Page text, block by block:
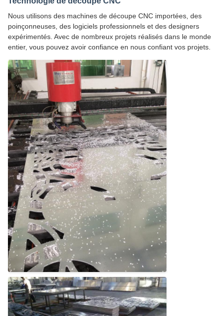
Nous utilisons des machines de découpe CNC importées, des
poinçonneuses, des logiciels professionnels et des designers
expérimentés. Avec de nombreux projets réalisés dans le monde
entier, vous pouvez avoir confiance en nous confiant vos projets.